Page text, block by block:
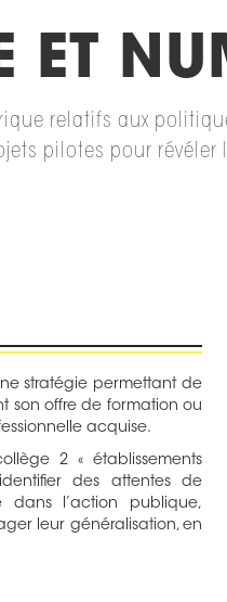
ET
relatifs aux
pilotes pour révéler
stratégie permettant de
son offre de formation ou
acquise.
2 « établissements
des attentes de
l’action publique,
leur généralisation, en